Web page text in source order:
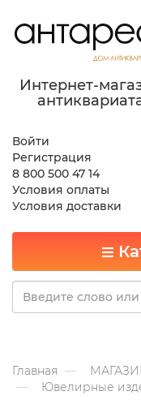
Интернет-
Войти
Регистрация
8 800 500 47 14
Условия оплаты
Условия доставки
Главная
Ювелирные